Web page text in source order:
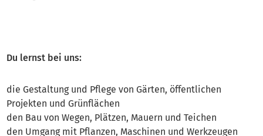
Du lernst bei uns:
die Gestaltung und Pflege von Gärten, öffentlichen
Projekten und Grünflächen
den Bau von Wegen, Plätzen, Mauern und Teichen
den Umgang mit Pflanzen, Maschinen und Werkzeugen